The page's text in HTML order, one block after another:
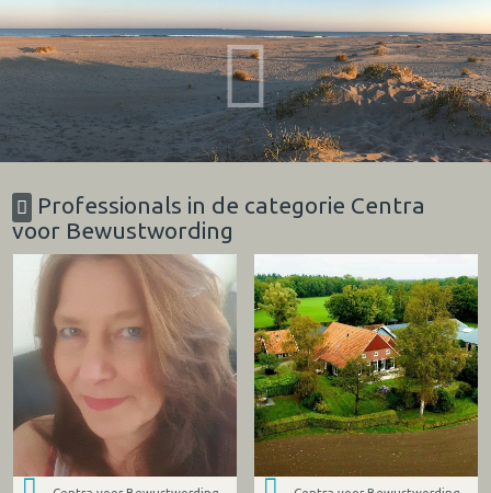
Professionals in de categorie Centra
voor Bewustwording